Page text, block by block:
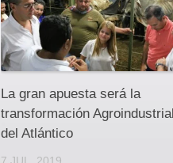
La gran apuesta será la
transformación Agroindustrial
del Atlántico